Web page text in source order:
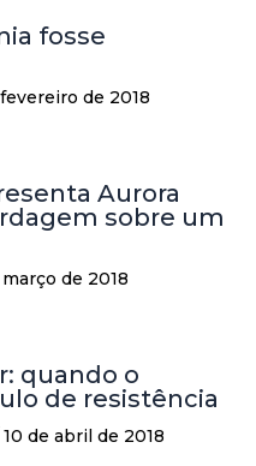
fosse
de 2018
Aurora
sobre um
de 2018
quando o
de resistência
10 de abril de 2018